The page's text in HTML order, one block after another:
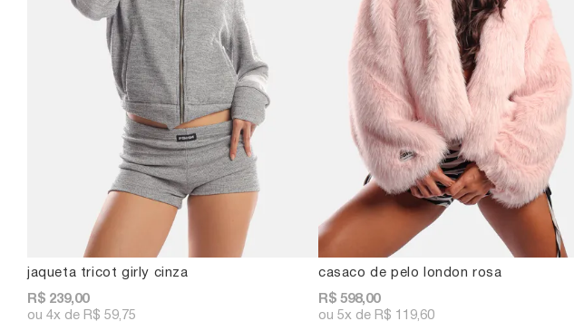
jaqueta tricot girly cinza
R$ 239,00
4x R$ 59,75
casaco de pelo london rosa
R$ 598,00
5x R$ 119,60